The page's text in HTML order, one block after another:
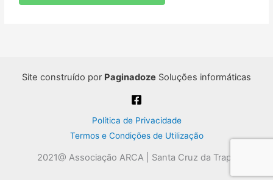
Site construído por Paginadoze Soluções informáticas
Política de Privacidade
Termos e Condições de Utilização
2021@ Associação ARCA | Santa Cruz da Trapa